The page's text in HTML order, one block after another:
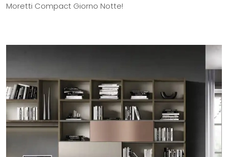
Moretti Compact Giorno Notte!